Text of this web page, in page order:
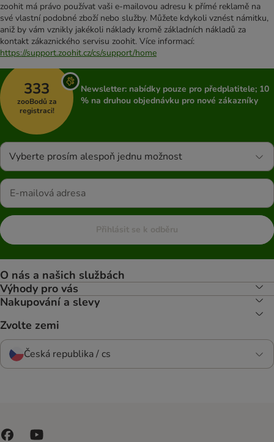
zoohit má právo používat vaši e-mailovou adresu k přímé reklamě na
své vlastní podobné zboží nebo služby. Můžete kdykoli vznést námitku,
aniž by vám vznikly jakékoli náklady kromě základních nákladů za
kontakt zákaznického servisu zoohit. Více informací:
https://support.zoohit.cz/cs/support/home
333
zooBodů za
registraci!
Newsletter: nabídky pouze pro předplatitele; 10
% na druhou objednávku pro nové zákazníky
Vyberte prosím alespoň jednu možnost
Přihlásit se k odběru
O nás a našich službách
Výhody pro vás
Nakupování a slevy
Zvolte zemi
Česká republika / cs